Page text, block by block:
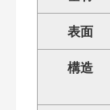
表面
構造